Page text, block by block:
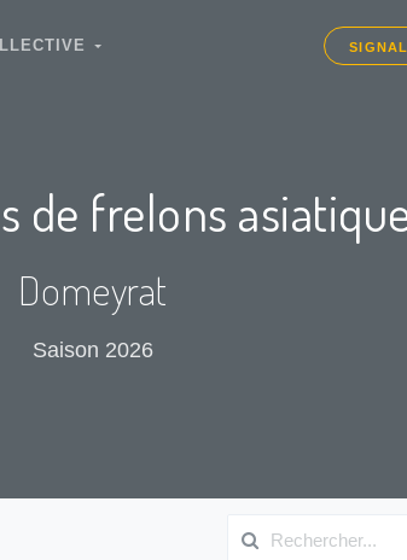
de frelons
Domeyrat
Saison 2026